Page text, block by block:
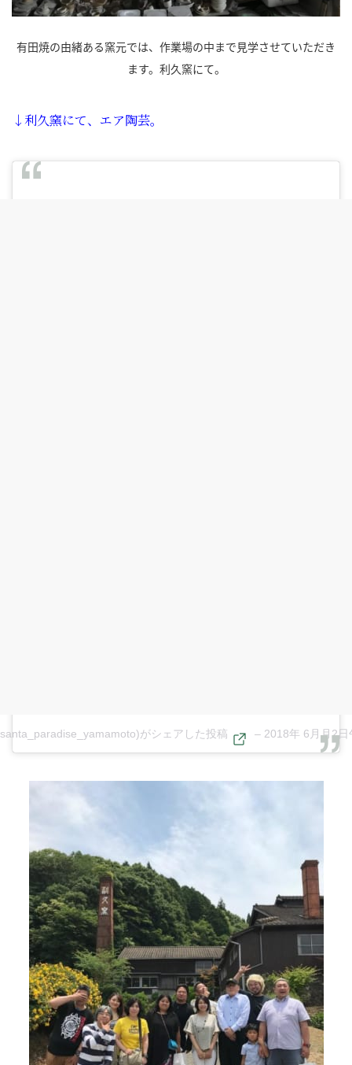
有田焼の由緒ある窯元では、作業場の中まで見学させていただき
ます。利久窯にて。
↓利久窯にて、エア陶芸。
がシェアした投稿 – 2018年 6月月2